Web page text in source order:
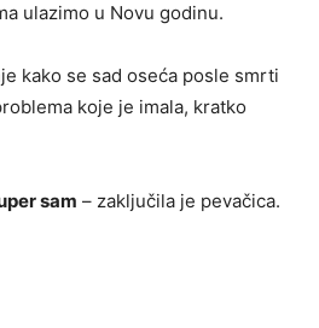
ulazimo u Novu godinu.
kako se sad oseća posle smrti
koje je imala, kratko
sam – zaključila je pevačica.